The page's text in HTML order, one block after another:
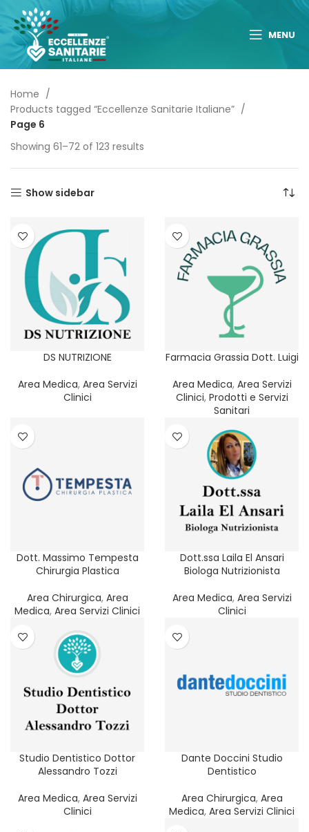
MENU
REGIONE
SERVIZIO
Home
Products tagged “Eccellenze Sanitarie Italiane”
Page 6
Showing 61–72 of 123 results
Show sidebar
DS NUTRIZIONE
Area Medica, Area Servizi
Clinici
Farmacia Grassia Dott. Luigi
Area Medica, Area Servizi
Clinici, Prodotti e Servizi
Sanitari
Dott. Massimo Tempesta
Chirurgia Plastica
Area Chirurgica, Area
Medica, Area Servizi Clinici
Dott.ssa Laila El Ansari
Biologa Nutrizionista
Area Medica, Area Servizi
Clinici
Studio Dentistico Dottor
Alessandro Tozzi
Area Medica, Area Servizi
Clinici
Dante Doccini Studio
Dentistico
Area Chirurgica, Area
Medica, Area Servizi Clinici